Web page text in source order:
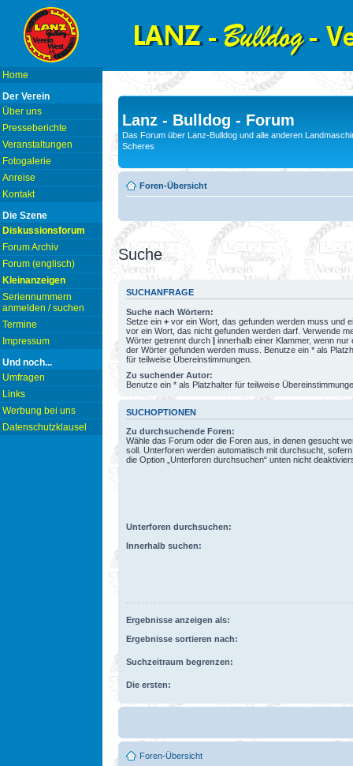
Home
Der Verein
Über uns
Presseberichte
Veranstaltungen
Fotogalerie
Anreise
Kontakt
Die Szene
Diskussionsforum
Forum Archiv
Forum (englisch)
Kleinanzeigen
Seriennummern
anmelden / suchen
Termine
Impressum
Und noch...
Umfragen
Links
Werbung bei uns
Datenschutzklausel
Lanz - Bulldog - Forum
Das Forum über Lanz-Bulldog und alle anderen
Scheres
Foren-Übersicht
Suche
SUCHANFRAGE
Suche nach Wörtern:
Setze ein + vor ein Wort, das gefunden werden muss und
vor ein Wort, das nicht gefunden werden darf. Verwende
Wörter getrennt durch | innerhalb einer Klammer, wenn nur
der Wörter gefunden werden muss. Benutze ein * als
für teilweise Übereinstimmungen.
Zu suchender Autor:
Benutze ein * als Platzhalter für teilweise
SUCHOPTIONEN
Zu durchsuchende Foren:
Wähle das Forum oder die Foren aus, in denen gesucht
soll. Unterforen werden automatisch mit durchsucht,
die Option „Unterforen durchsuchen“ unten nicht
Unterforen durchsuchen:
Innerhalb suchen:
Ergebnisse anzeigen als:
Ergebnisse sortieren nach:
Suchzeitraum begrenzen:
Die ersten:
Foren-Übersicht